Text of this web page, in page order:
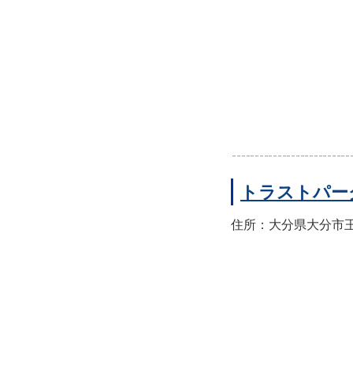
トラストパ
住所：大分県大分市